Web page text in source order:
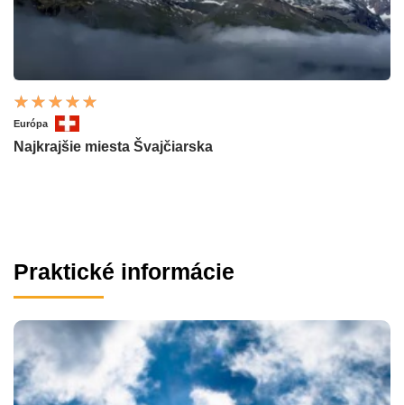
Európa
Najkrajšie miesta Švajčiarska
Praktické informácie